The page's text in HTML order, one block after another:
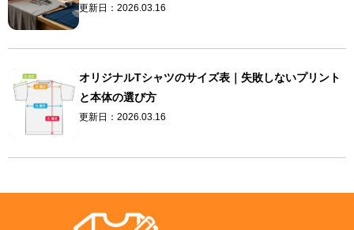
更新日： 2026.03.16
オリジナルTシャツのサイズ表｜失敗しないプリント
と本体の選び方
更新日： 2026.03.16